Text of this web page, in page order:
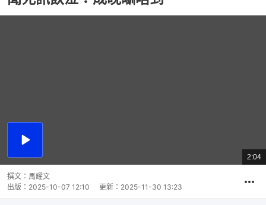
播
總
共
2:04
撰文： 馬耀文
出版： 2025-10-07 12:10 更新： 2025-11-30 13:23